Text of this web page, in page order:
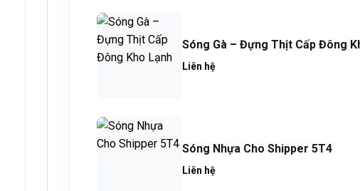
Sóng Gà – Đựng Thịt Cấp Đông
Liên hệ
Sóng Nhựa Cho Shipper 5T4
Liên hệ